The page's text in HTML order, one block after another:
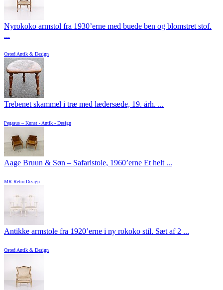
Nyrokoko armstol fra 1930’erne med buede ben og blomstret stof.
...
Osted Antik & Design
Trebenet skammel i træ med lædersæde, 19. årh. ...
Pegasus – Kunst - Antik - Design
Aage Bruun & Søn – Safaristole, 1960’erne Et helt ...
MR Retro Design
Antikke armstole fra 1920’erne i ny rokoko stil. Sæt af 2 ...
Osted Antik & Design